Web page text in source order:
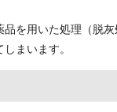
を用いた処理（脱
まいます。